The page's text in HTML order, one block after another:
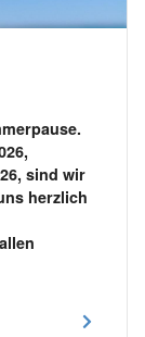
sind wir
herzlich